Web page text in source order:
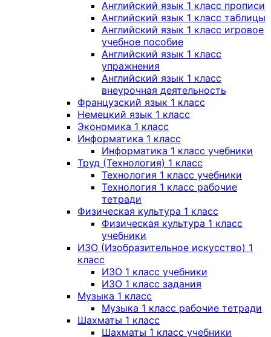
Английский язык 1 класс прописи
Английский язык 1 класс таблицы
Английский язык 1 класс игровое
учебное пособие
Английский язык 1 класс
упражнения
Английский язык 1 класс
внеурочная деятельность
Французский язык 1 класс
Немецкий язык 1 класс
Экономика 1 класс
Информатика 1 класс
Информатика 1 класс учебники
Труд (Технология) 1 класс
Технология 1 класс учебники
Технология 1 класс рабочие
тетради
Физическая культура 1 класс
Физическая культура 1 класс
учебники
ИЗО (Изобразительное искусство) 1
класс
ИЗО 1 класс учебники
ИЗО 1 класс задания
Музыка 1 класс
Музыка 1 класс рабочие тетради
Шахматы 1 класс
Шахматы 1 класс учебники